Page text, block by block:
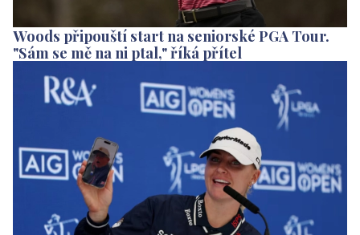
Woods připouští start na seniorské PGA Tour.
"Sám se mě na ni ptal," říká přítel